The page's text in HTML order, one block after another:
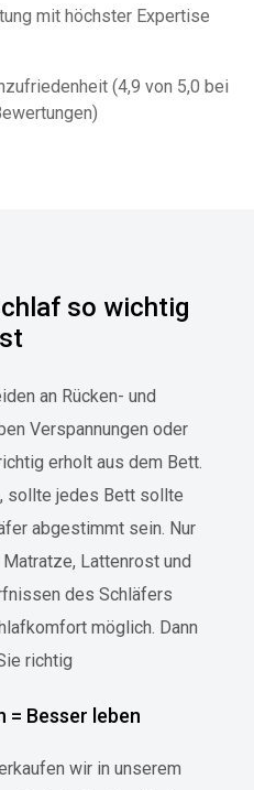
mit höchster Expertise
(4,9 von 5,0 bei
so wichtig
an Rücken- und
Verspannungen oder
erholt aus dem Bett.
sollte jedes Bett sollte
abgestimmt sein. Nur
Lattenrost und
des Schläfers
möglich. Dann
richtig
= Besser leben
wir in unserem